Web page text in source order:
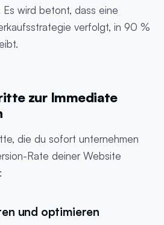
wird betont, dass eine
verfolgt, in 90 %
zur Immediate
die du sofort unternehmen
Rate deiner Website
und optimieren